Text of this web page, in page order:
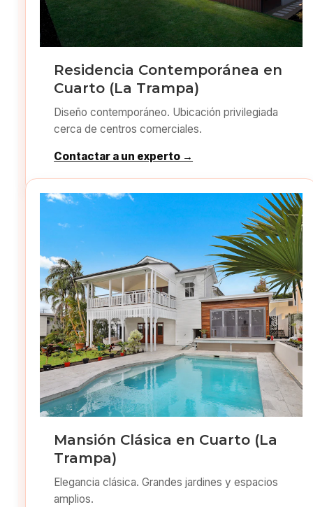
Residencia Contemporánea en
Cuarto (La Trampa)
Diseño contemporáneo. Ubicación privilegiada
cerca de centros comerciales.
Contactar a un experto →
Mansión Clásica en Cuarto (La
Trampa)
Elegancia clásica. Grandes jardines y espacios
amplios.